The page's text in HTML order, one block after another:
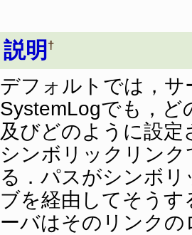
説明 †
デフォルトでは，
SystemLogでも，
及びどのように設
シンボリックリン
る．パスがシンボ
ブを経由してそう
ーバはそのリンク